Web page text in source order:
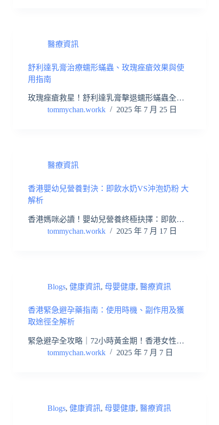
醫療資訊
舒利達乳膏治療蠕形蟎蟲、玫瑰痤瘡效果與使
用指南
玫瑰痤瘡救星！舒利達乳膏擊退蠕形蟎蟲全…
tommychan.workk
2025 年 7 月 25 日
醫療資訊
香港嬰幼兒營養對決：即飲水奶VS沖泡奶粉 大
解析
香港媽咪必讀！嬰幼兒營養終極抉擇：即飲…
tommychan.workk
2025 年 7 月 17 日
Blogs, 健康資訊, 母嬰健康, 醫療資訊
香港緊急避孕藥指南：使用時機、副作用及獲
取途徑全解析
緊急避孕全攻略｜72小時黃金期！香港女性…
tommychan.workk
2025 年 7 月 7 日
Blogs, 健康資訊, 母嬰健康, 醫療資訊